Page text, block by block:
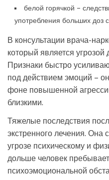
белой горячкой –
употребления больших доз
В консультации врача-
который является
Признаки быстро
под действием эмоций –
фоне повышенной
близкими.
Тяжелые последствия
экстренного лечения. Она
угрозе психическому и
дольше человек
психоэмоциональной